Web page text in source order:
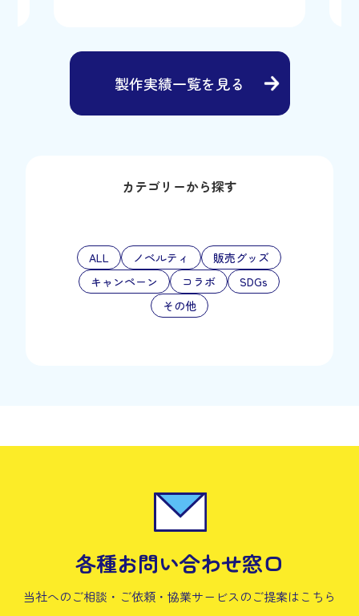
製作実績一覧を見る
カテゴリーから探す
ALL ノベルティ
販売グッズ
キャンペーン
コラボ
SDGs
その他
各種お問い合わせ窓口
当社へのご相談・ご依頼・協業サービスのご提案はこちら